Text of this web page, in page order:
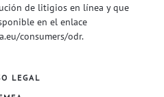
de litigios en línea y que
en el enlace
consumers/odr.
LEGAL